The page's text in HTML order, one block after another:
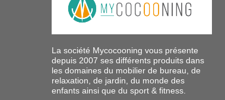
La société Mycocooning vous présente
depuis 2007 ses différents produits dans
les domaines du mobilier de bureau, de
relaxation, de jardin, du monde des
enfants ainsi que du sport & fitness.